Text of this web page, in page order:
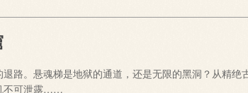
路。悬魂梯是地狱的通道，还是无限的黑洞？从精绝
不可泄露……